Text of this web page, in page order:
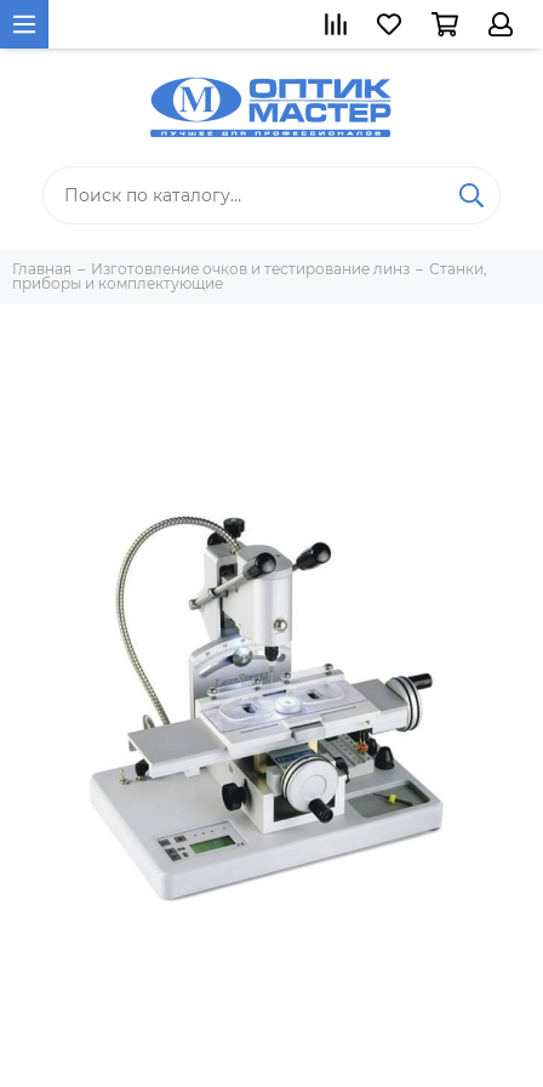
Главная Изготовление очков и тестирование линз
Станки,
приборы и комплектующие